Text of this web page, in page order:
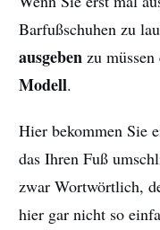
Barfußschuhen zu
ausgeben zu
Modell.
Hier bekommen Sie
das Ihren Fuß
zwar Wortwörtlich,
hier gar nicht so